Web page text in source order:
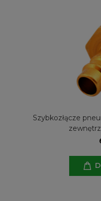
Szybkozłącze